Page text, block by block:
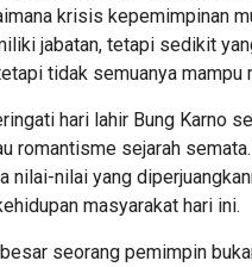
krisis kepemimpinan
jabatan, tetapi sedikit
tidak semuanya
hari lahir Bung Karno
romantisme sejarah
nilai-nilai yang
masyarakat hari ini.
seorang pemimpin